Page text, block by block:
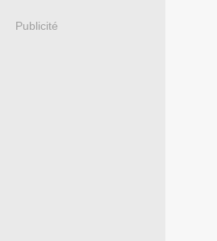
Publicité